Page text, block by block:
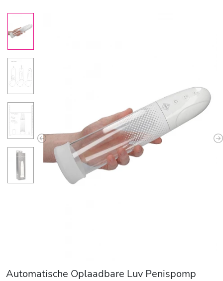
Previous
Automatische Oplaadbare Luv Penispomp